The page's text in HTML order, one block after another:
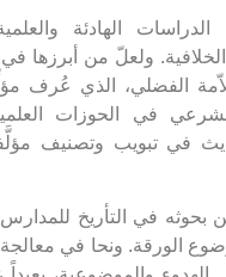
الدراسات الهادئة
ولعلّ من أبرزها
الفضلي، الذي عُرف
في الحوزات
في تبويب وتصنيف
في التأريخ للمدارس
الورقة. ونحا في